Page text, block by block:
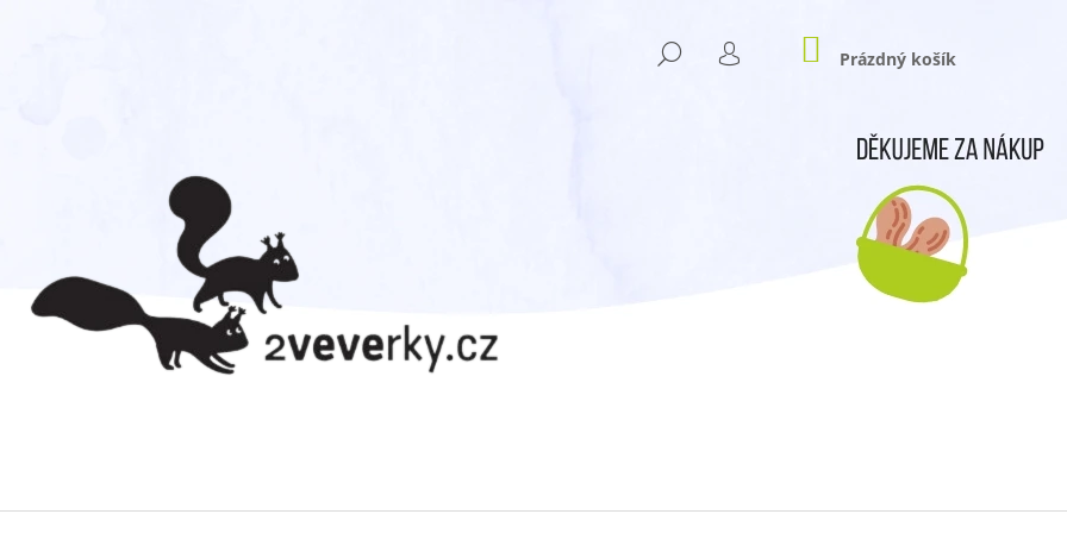
HLEDAT
PŘIHLÁŠENÍ
NÁKUPNÍ
KOŠÍK
Prázdný košík
DOPORUČUJEME
SNĚM
PŘEKVAPENÍ? JEN TO NE!